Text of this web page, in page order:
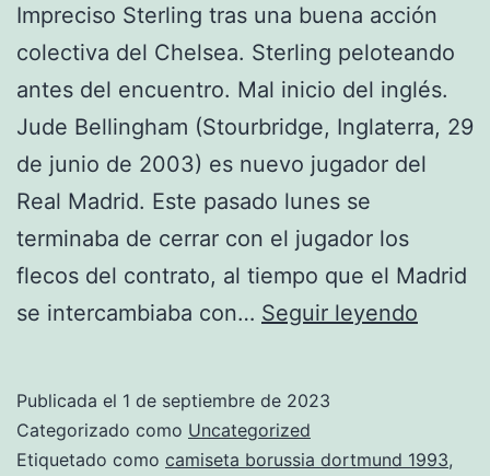
Impreciso Sterling tras una buena acción
colectiva del Chelsea. Sterling peloteando
antes del encuentro. Mal inicio del inglés.
Jude Bellingham (Stourbridge, Inglaterra, 29
de junio de 2003) es nuevo jugador del
Real Madrid. Este pasado lunes se
terminaba de cerrar con el jugador los
flecos del contrato, al tiempo que el Madrid
se intercambiaba con… Seguir leyendo
a
Publicada el 1 de septiembre de 2023
Categorizado como Uncategorized
Etiquetado como camiseta borussia dortmund 1993,